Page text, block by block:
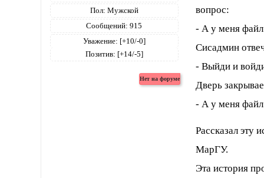
Пол: Мужской
Сообщений: 915
Уважение: [+10/-0]
Позитив: [+14/-5]
вопрос:
- А у меня файл
Сисадмин
- Выйди и
Дверь
- А у меня файл
Рассказал эту
МарГУ.
Эта история